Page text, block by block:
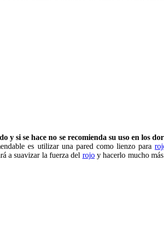
y si se hace no se recomienda su uso en los
es utilizar una pared como lienzo para
a suavizar la fuerza del rojoy hacerlo mucho